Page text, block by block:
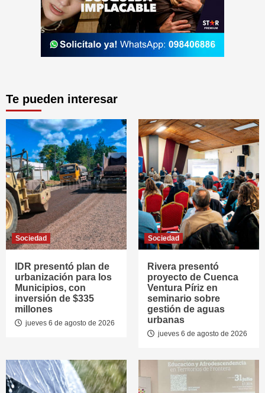
Te pueden interesar
Sociedad
IDR presentó plan de
urbanización para los
Municipios, con
inversión de $335
millones
jueves 6 de agosto de 2026
Sociedad
Rivera presentó
proyecto de Cuenca
Ventura Píriz en
seminario sobre
gestión de aguas
urbanas
jueves 6 de agosto de 2026